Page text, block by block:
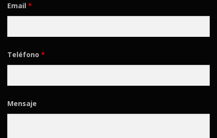
Email *
Teléfono *
Mensaje